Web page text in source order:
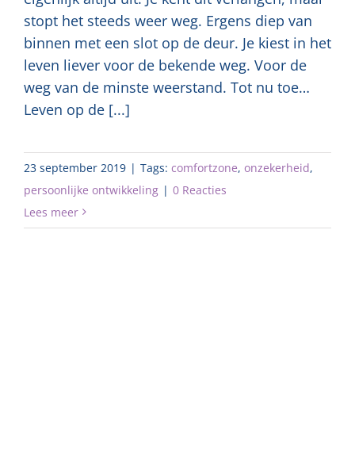
stopt het steeds weer weg. Ergens diep van
binnen met een slot op de deur. Je kiest in het
leven liever voor de bekende weg. Voor de
weg van de minste weerstand. Tot nu toe…
Leven op de [...]
23 september 2019 | Tags: comfortzone, onzekerheid,
persoonlijke ontwikkeling | 0 Reacties
Lees meer